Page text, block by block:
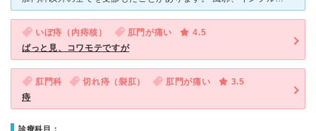
いぼ痔（内痔核） 肛門が痛い
4.5
ぱっと見、コワモテですが
肛門科 切れ痔（裂肛） 肛門が痛い
3.5
痔
診療科目：